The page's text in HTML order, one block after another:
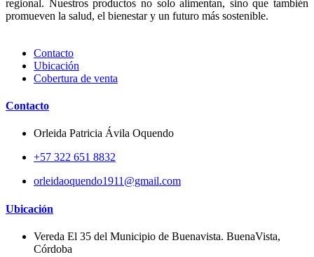
regional. Nuestros productos no solo alimentan, sino que también
promueven la salud, el bienestar y un futuro más sostenible.
Contacto
Ubicación
Cobertura de venta
Contacto
Orleida Patricia Ávila Oquendo
+57 322 651 8832
orleidaoquendo1911@gmail.com
Ubicación
Vereda El 35 del Municipio de Buenavista. BuenaVista,
Córdoba